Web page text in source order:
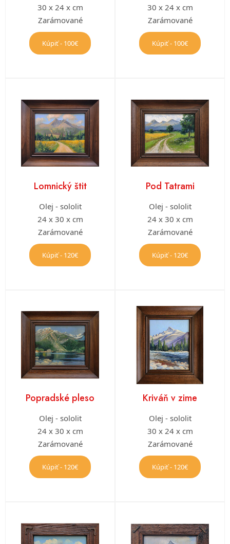
30 x 24 x cm
Zarámované
Kúpiť - 100€
30 x 24 x cm
Zarámované
Kúpiť - 100€
Lomnický štit
Olej - sololit
24 x 30 x cm
Zarámované
Kúpiť - 120€
Pod Tatrami
Olej - sololit
24 x 30 x cm
Zarámované
Kúpiť - 120€
Popradské pleso
Olej - sololit
24 x 30 x cm
Zarámované
Kúpiť - 120€
Kriváň v zime
Olej - sololit
30 x 24 x cm
Zarámované
Kúpiť - 120€